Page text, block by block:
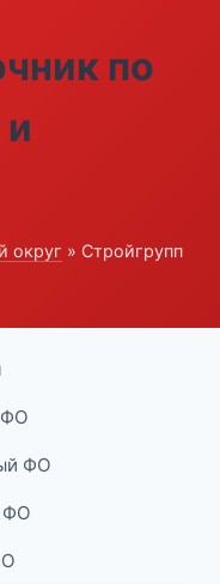
по
округ » Стройгрупп
ФО
ФО
ФО